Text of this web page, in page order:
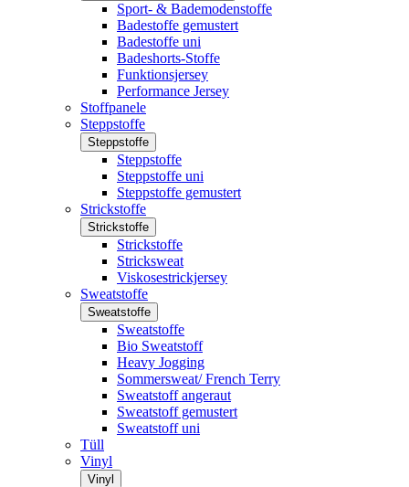
Sport- & Bademodenstoffe
Badestoffe gemustert
Badestoffe uni
Badeshorts-Stoffe
Funktionsjersey
Performance Jersey
Stoffpanele
Steppstoffe
Steppstoffe
Steppstoffe
Steppstoffe uni
Steppstoffe gemustert
Strickstoffe
Strickstoffe
Strickstoffe
Stricksweat
Viskosestrickjersey
Sweatstoffe
Sweatstoffe
Sweatstoffe
Bio Sweatstoff
Heavy Jogging
Sommersweat/ French Terry
Sweatstoff angeraut
Sweatstoff gemustert
Sweatstoff uni
Tüll
Vinyl
Vinyl